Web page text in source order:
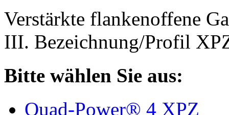
Verstärkte flankenoffene
III. Bezeichnung/Profil
Bitte wählen Sie aus:
Quad-Power® 4 XPZ